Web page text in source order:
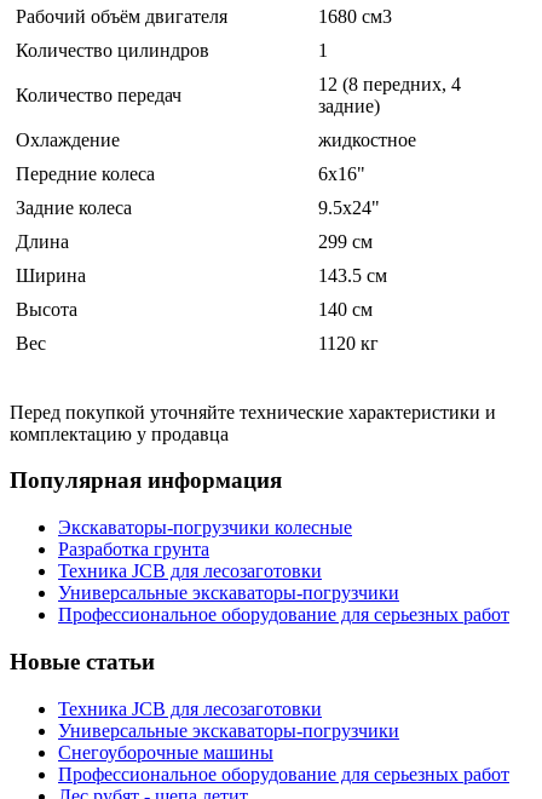
Рабочий объём двигателя
1680 см3
Количество цилиндров
1
Количество передач
12 (8 передних, 4
задние)
Охлаждение
жидкостное
Передние колеса
6x16"
Задние колеса
9.5x24"
Длина
299 см
Ширина
143.5 см
Высота
140 см
Вес
1120 кг
Перед покупкой уточняйте технические характеристики и
комплектацию у продавца
Популярная информация
Экскаваторы-погрузчики колесные
Разработка грунта
Техника JCB для лесозаготовки
Универсальные экскаваторы-погрузчики
Профессиональное оборудование для серьезных работ
Новые статьи
Техника JCB для лесозаготовки
Универсальные экскаваторы-погрузчики
Снегоуборочные машины
Профессиональное оборудование для серьезных работ